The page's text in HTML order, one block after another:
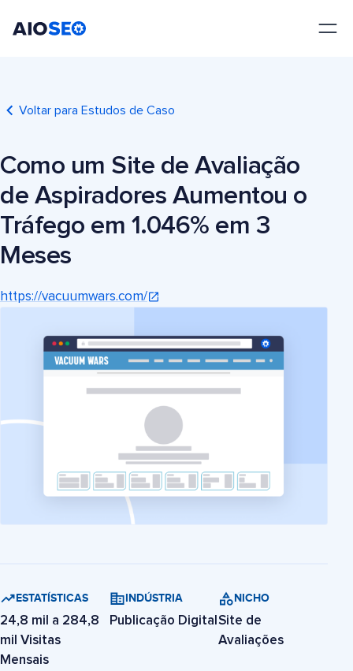
Voltar para Estudos de Caso
Como um Site de Avaliação
de Aspiradores Aumentou o
Tráfego em 1.046% em 3
Meses
https://vacuumwars.com/
ESTATÍSTICAS
24,8 mil a 284,8
mil Visitas
Mensais
INDÚSTRIA
Publicação Digital
NICHO
Site de
Avaliações